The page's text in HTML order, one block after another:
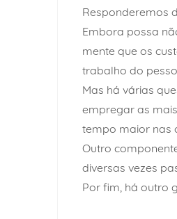
Responderemos
Embora possa
mente que os
trabalho do
Mas há várias
empregar as
tempo maior nas
Outro
diversas vezes
Por fim, há outro